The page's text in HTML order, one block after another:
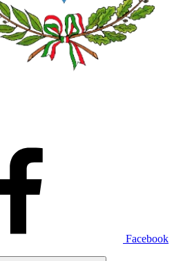
Facebook